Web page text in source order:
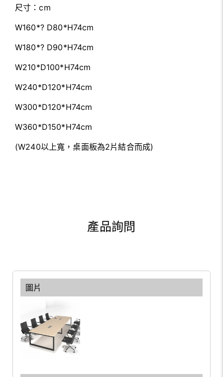
尺寸：cm
W160*? D80*H74cm
W180*? D90*H74cm
W210*D100*H74cm
W240*D120*H74cm
W300*D120*H74cm
W360*D150*H74cm
(W240以上寬，桌面板為2片結合而成)
產品詢問